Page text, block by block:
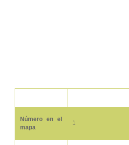
Número en el
mapa
1